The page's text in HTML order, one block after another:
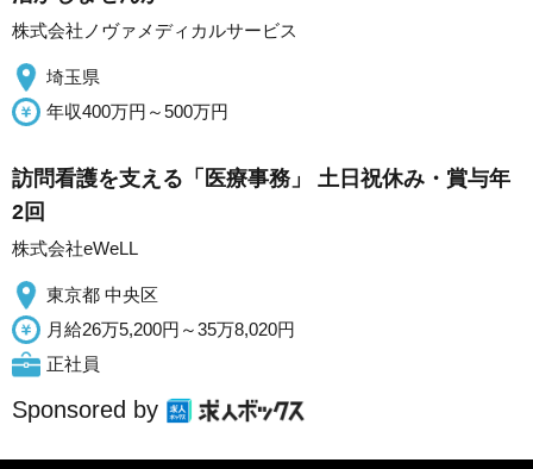
株式会社ノヴァメディカルサービス
埼玉県
年収400万円～500万円
訪問看護を支える「医療事務」 土日祝休み・賞与年
2回
株式会社eWeLL
東京都 中央区
月給26万5,200円～35万8,020円
正社員
Sponsored by